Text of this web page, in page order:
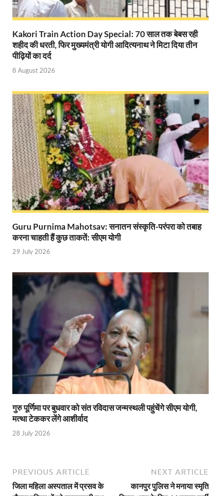
Mann Ki Baat: प्रधानमंत्री नरेंद्र मोदी ने देशवासियों को
UP Anganwadi: मुख्यमंत्री योगी आदित्यनाथ को
Indian Railway Action: भारतीय रेलवे की बड़ी करवाई,
NCBC Chairman: साध्वी निरंजन ज्योति बनी राष्ट्रीय
मिलावटखोरों पर और कसेगा सरकार का शिकंजा
Pateshvari Mata Darshan: मुख्यमंत्री ने किए मां
She Leads Bharat: अंतर्राष्ट्रीय महिला दिवस 2026 के
Sabka Sath Sabka Vikas: प्रधानमंत्री नरेन्द्र मोदी 9
Holi Mahotsava: CM धामी ने कलश संगीत द्वारा
Chhattisgarh Budget 2026-27: बस्तर के विकास का
Gomati River: गोमती को स्वच्छ बनाने के लिए आज जुटेंगे
Railway Appointment Update: राजेश कुमार पांडे ने
Shri Krishna Jaman bhumi: श्रीकृष्ण जन्मभूमि के
आईएसबीटी-मसूरी डायवर्जन कॉरिडोर का स्थलीय निरीक्षण
India AI Impact Summit 2026: एमआईबी का पवेलियन
सीएम धामी हरिद्वार में एक्शन मोड में – चौपाल में सुनी
UP Budget 2026- 27: योगी सरकार का सेफ्टी,
Bullet Train Project: मुंबई-अहमदाबाद बुलेट ट्रेन
Guskhor Pandit: घूसखोर पंडत’ फिल्म के निर्देशक व
Kakori Train Action Day Special: 70 साल तक बेबस रही
शहीद की धरती, फिर मुख्यमंत्री योगी आदित्यनाथ ने मिटा दिया तीन
पीढ़ियों का दर्द
8 August 2026
Guru Purnima Mahotsav: सनातन संस्कृति-परंपरा को तबाह
करना चाहती हैं कुछ ताकतें: सीएम योगी
29 July 2026
गुरु पूर्णिमा पर बुधवार को संत रविदास जन्मस्थली पहुंचेंगे सीएम योगी,
मत्था टेककर लेंगे आशीर्वाद
28 July 2026
PREVIOUS ARTICLE
जिला महिला अस्पताल में प्रसव के
NEXT ARTICLE
कानपुर पुलिस ने मनाया स्मृति